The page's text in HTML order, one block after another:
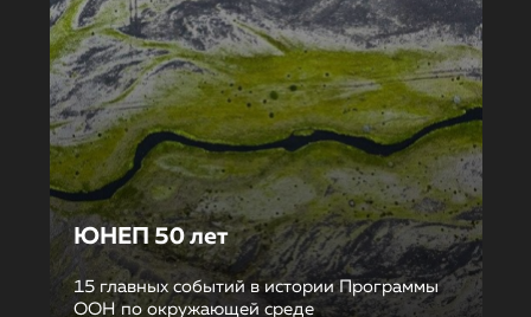
ЮНЕП 50 лет
15 главных событий в истории Программы
ООН по окружающей среде